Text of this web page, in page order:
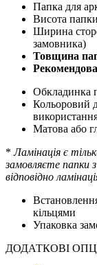
Папка для
Висота
Ширина
замовника)
Товщина
Обкладинка
Кольоровий
Матова або
*Ламінація є
замовляєте папки
відповідно
кільцями
Упаковка
ДОДАТКОВІ